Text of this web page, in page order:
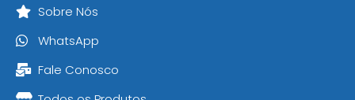
Sobre Nós
WhatsApp
Fale Conosco